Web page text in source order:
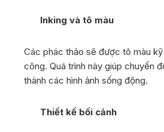
Inking và tô màu
Các phác thảo sẽ được tô màu
công. Quá trình này giúp chuyển
thành các hình ảnh sống động.
Thiết kế bối cảnh